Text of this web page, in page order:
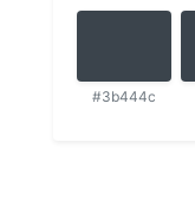
#3b444c